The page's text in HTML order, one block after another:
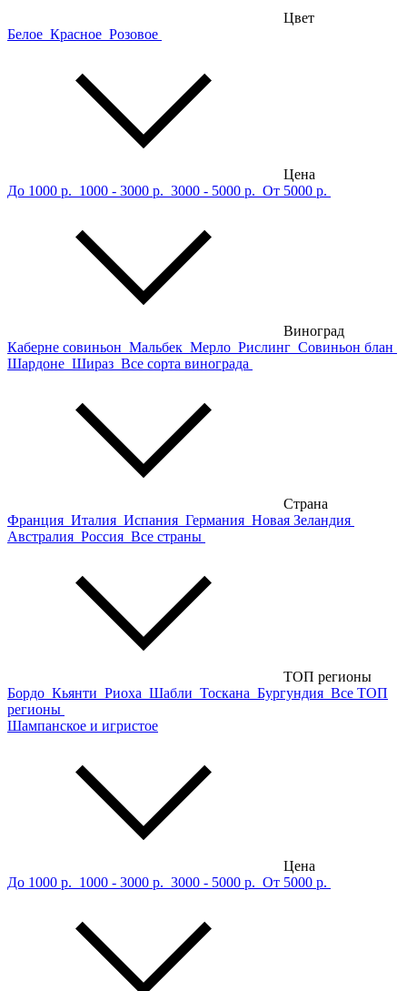
Цвет
Белое Красное Розовое
Цена
До 1000 р. 1000 - 3000 р. 3000 - 5000 р. От 5000 р.
Виноград
Каберне совиньон Мальбек Мерло Рислинг Совиньон блан
Шардоне Шираз Все сорта винограда
Страна
Франция Италия Испания Германия Новая Зеландия
Австралия Россия Все страны
ТОП регионы
Бордо Кьянти Риоха Шабли Тоскана Бургундия Все ТОП
регионы
Шампанское и игристое
Цена
До 1000 р. 1000 - 3000 р. 3000 - 5000 р. От 5000 р.